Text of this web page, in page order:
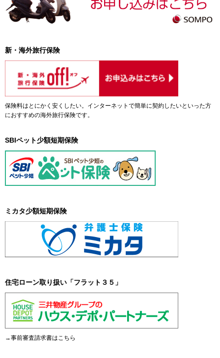
新・海外旅行保険
保険料はとにかく安くしたい。インターネットで簡単に契約したいといった方
におすすめの海外旅行保険です。
SBIペット少額短期保険
ミカタ少額短期保険
住宅ローン取り扱い「フラット３５」
→事前審査請求書はこちら